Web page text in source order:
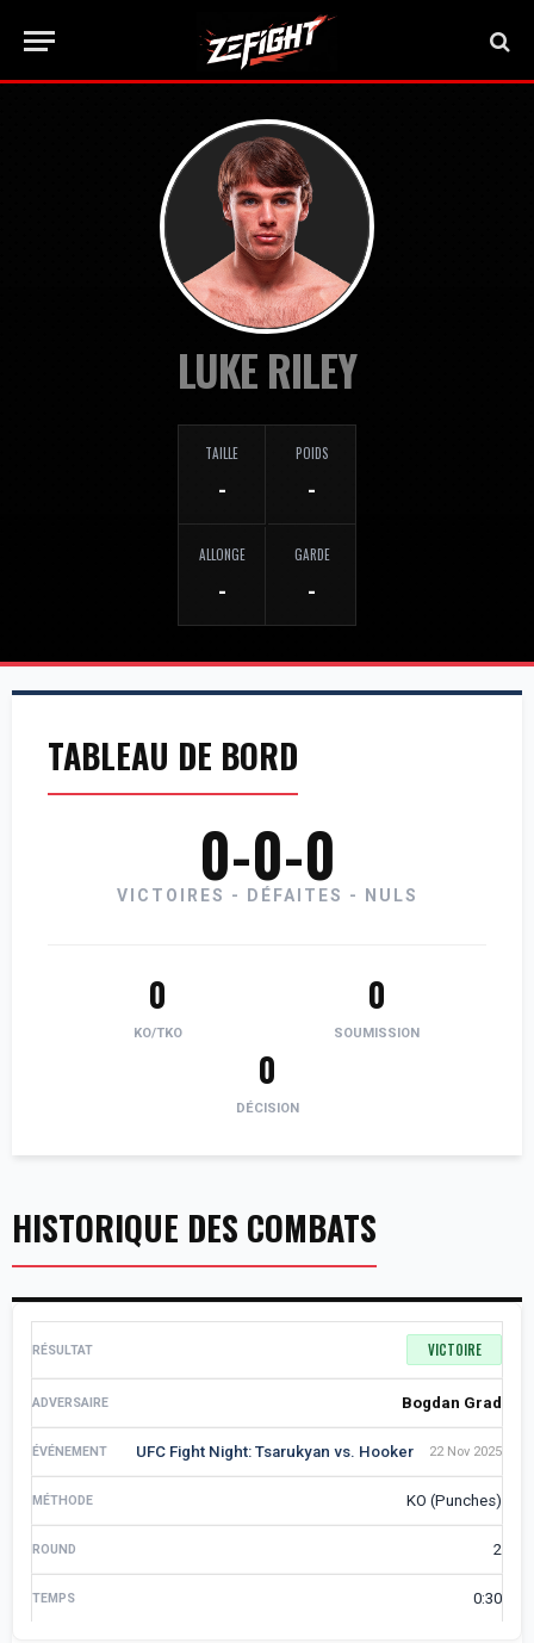
LUKE RILEY
TAILLE
-
POIDS
-
ALLONGE
-
GARDE
-
TABLEAU DE BORD
0-0-0
VICTOIRES - DÉFAITES - NULS
0
KO/TKO
0
SOUMISSION
0
DÉCISION
HISTORIQUE DES COMBATS
VICTOIRE
Bogdan Grad
UFC Fight Night: Tsarukyan vs. Hooker 22 Nov 2025
KO (Punches)
2
0:30